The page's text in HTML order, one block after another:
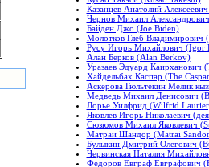
Казанцев Анатолий
Чернов Михаил
Байден Джо (Joe Biden)
Молотков Глеб
Русу Игорь Михайлович (Igor
Алан Берков (Alan Berkov)
Уразаев Эдуард Каирханович
Хайдельбах Каспар (The
Аскерова Гюльтекин Мелик
Медведь Михаил Денисович
Лорье Уилфрид (Wilfrid
Яковлев Игорь Николаевич
Сюзюмов Михаил Яковлевич
Матраи Шандор (Matrai
Булыкин Дмитрий Олегович
Червинская Наталия
Фёдоров Евграф Евграфович